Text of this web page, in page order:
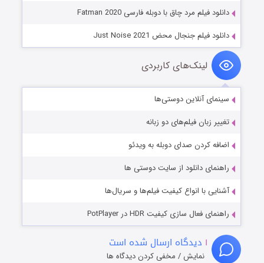
دانلود فیلم مرد چاق با دوبله فارسی Fatman 2020
دانلود فیلم جنجال محض Just Noise 2021
لینک‌های کاربردی
سینمای آنلاین دوستی‌ها
تغییر زبان فیلم‌های دو زبانه
اضافه کردن صدای دوبله به ویدئو
راهنمای دانلود از سایت دوستی ها
آشنایی با انواع کیفیت فیلم‌ها و سریال‌ها
راهنمای فعال سازی کیفیت HDR در PotPlayer
۱ دیدگاه ارسال شده است
نمایش / مخفی کردن دیدگاه ها